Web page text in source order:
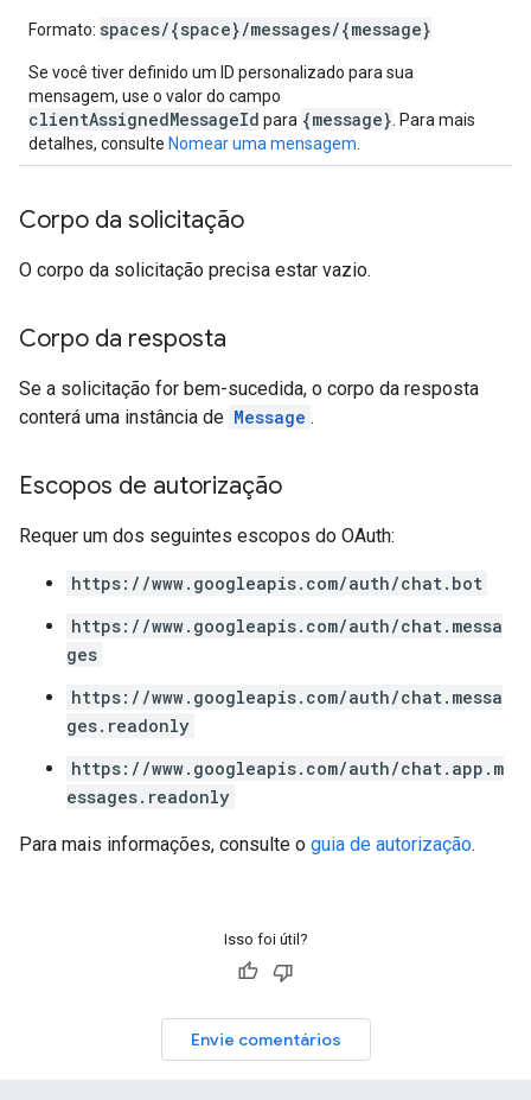
Formato: spaces/{space}/messages/{message}
Se você tiver definido um ID personalizado para sua
mensagem, use o valor do campo
clientAssignedMessageId para {message} . Para mais
detalhes, consulte Nomear uma mensagem
Corpo da solicitação
O corpo da solicitação precisa estar vazio.
Corpo da resposta
Se a solicitação for bem-sucedida, o corpo da resposta
conterá uma instância de Message .
Escopos de autorização
Requer um dos seguintes escopos do OAuth:
https://www.googleapis.com/auth/chat.bot
https://www.googleapis.com/auth/chat.messa
ges
https://www.googleapis.com/auth/chat.messa
ges.readonly
https://www.googleapis.com/auth/chat.app.m
essages.readonly
Para mais informações, consulte o guia de autorização.
Isso foi útil?
Envie comentários